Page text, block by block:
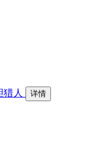
猎人 详情